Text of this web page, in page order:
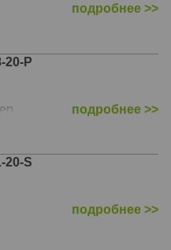
подробнее >>
20-P
подробнее >>
20-S
подробнее >>